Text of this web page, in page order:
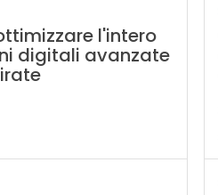
l'intero
digitali avanzate